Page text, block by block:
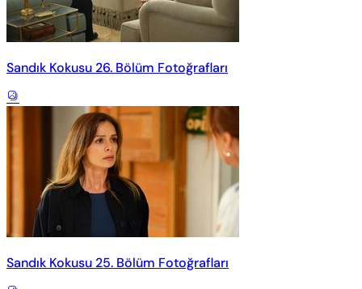
Sandık Kokusu 26. Bölüm Fotoğrafları
Sandık Kokusu 25. Bölüm Fotoğrafları